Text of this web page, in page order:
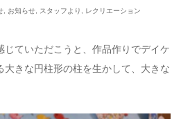
, お知らせ, スタッフより レクリエーション
じていただこうと、作品作りでデイケ
大きな円柱形の柱を生かして、大きな